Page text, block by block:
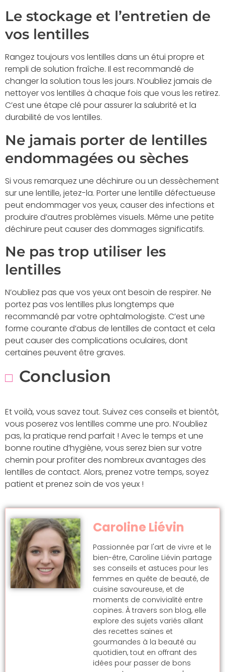
Le stockage et l’entretien de
vos lentilles
Rangez toujours vos lentilles dans un étui propre et
rempli de solution fraîche. Il est recommandé de
changer la solution tous les jours. N’oubliez jamais de
nettoyer vos lentilles à chaque fois que vous les retirez.
C’est une étape clé pour assurer la salubrité et la
durabilité de vos lentilles.
Ne jamais porter de lentilles
endommagées ou sèches
Si vous remarquez une déchirure ou un dessèchement
sur une lentille, jetez-la. Porter une lentille défectueuse
peut endommager vos yeux, causer des infections et
produire d’autres problèmes visuels. Même une petite
déchirure peut causer des dommages significatifs.
Ne pas trop utiliser les
lentilles
N’oubliez pas que vos yeux ont besoin de respirer. Ne
portez pas vos lentilles plus longtemps que
recommandé par votre ophtalmologiste. C’est une
forme courante d’abus de lentilles de contact et cela
peut causer des complications oculaires, dont
certaines peuvent être graves.
Conclusion
Et voilà, vous savez tout. Suivez ces conseils et bientôt,
vous poserez vos lentilles comme une pro. N’oubliez
pas, la pratique rend parfait ! Avec le temps et une
bonne routine d’hygiène, vous serez bien sur votre
chemin pour profiter des nombreux avantages des
lentilles de contact. Alors, prenez votre temps, soyez
patient et prenez soin de vos yeux !
Caroline Liévin
Passionnée par l'art de vivre et le
bien-être, Caroline Liévin partage
ses conseils et astuces pour les
femmes en quête de beauté, de
cuisine savoureuse, et de
moments de convivialité entre
copines. À travers son blog, elle
explore des sujets variés allant
des recettes saines et
gourmandes à la beauté au
quotidien, tout en offrant des
idées pour passer de bons